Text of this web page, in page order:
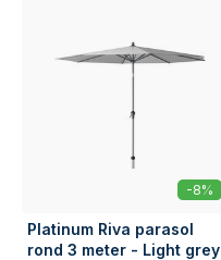
-8%
Platinum Riva parasol
rond 3 meter - Light grey